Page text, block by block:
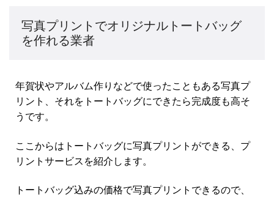
写真プリントでオリジナルトートバッグ
を作れる業者
年賀状やアルバム作りなどで使ったこともある写真プ
リント、それをトートバッグにできたら完成度も高そ
うです。
ここからはトートバッグに写真プリントができる、プ
リントサービスを紹介します。
トートバッグ込みの価格で写真プリントできるので、